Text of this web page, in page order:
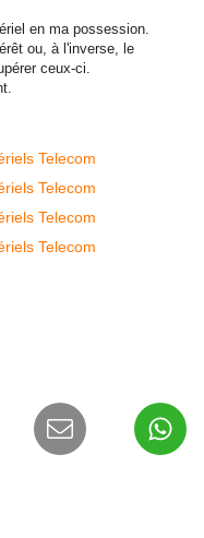
en ma possession.
ou, à l'inverse, le
ceux-ci.